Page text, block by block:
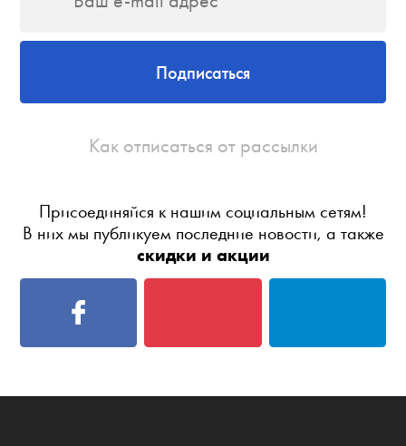
Подписаться
Как отписаться от рассылки
Присоединяйся к нашим социальным сетям!
В них мы публикуем последние новости, а также
скидки и акции